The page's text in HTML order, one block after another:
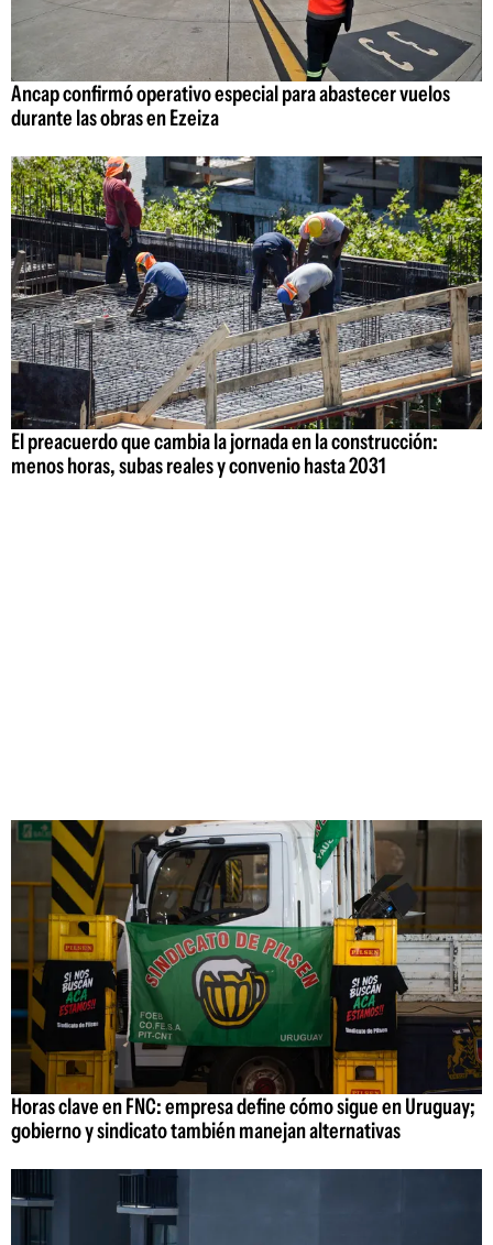
Ancap confirmó operativo especial para abastecer vuelos
durante las obras en Ezeiza
El preacuerdo que cambia la jornada en la construcción:
menos horas, subas reales y convenio hasta 2031
Horas clave en FNC: empresa define cómo sigue en Uruguay;
gobierno y sindicato también manejan alternativas